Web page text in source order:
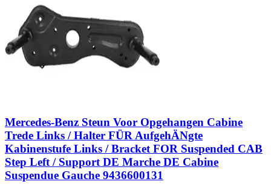
Mercedes-Benz Steun Voor Opgehangen Cabine
Trede Links / Halter FÜR AufgehÄNgte
Kabinenstufe Links / Bracket FOR Suspended CAB
Step Left / Support DE Marche DE Cabine
Suspendue Gauche 9436600131